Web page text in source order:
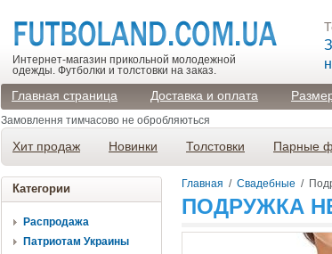
Интернет-магазин прикольной молодежной
одежды. Футболки и толстовки на заказ.
Главная страница Доставка и оплата
Замовлення тимчасово не обробляються
Хит продаж Новинки Толстовки Парные
Категории
Распродажа
Патриотам Украины
Главная / Свадебные /
ПОДРУЖКА